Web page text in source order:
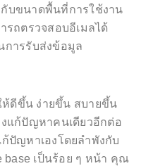
บขนาดพื้นที่การใช้งาน
รถตรวจสอบอีเมลได้
การรับส่งข้อมูล
ห้ดีขึ้น ง่ายขึ้น สบายขึ้น
แก้ปัญหาคนเดียวอีกต่อ
ปัญหาเองโดยลำพังกับ
base เป็นร้อย ๆ หน้า คุณ